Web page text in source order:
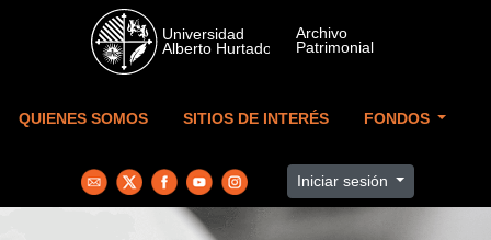
Skip to main content
QUIENES SOMOS SITIOS DE INTERÉS FONDOS
Iniciar sesión